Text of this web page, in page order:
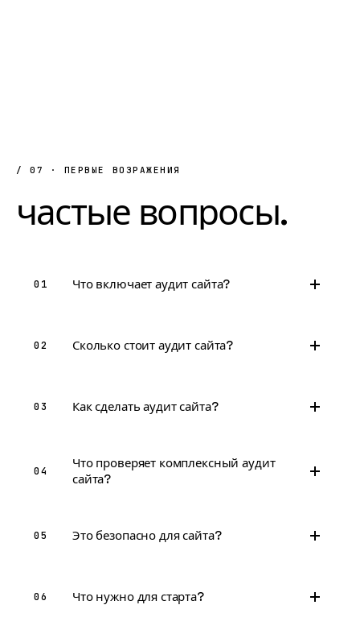
/ 07 · ПЕРВЫЕ ВОЗРАЖЕНИЯ
частые вопросы.
01 Что включает аудит сайта?
02 Сколько стоит аудит сайта?
03 Как сделать аудит сайта?
04
Что проверяет комплексный аудит
сайта?
05 Это безопасно для сайта?
06 Что нужно для старта?